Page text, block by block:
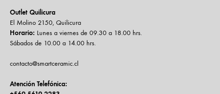
Outlet Quilicura
El Molino 2150, Quilicura
Horario: Lunes a viernes de 09.30 a 18.00 hrs.
Sábados de 10.00 a 14.00 hrs.
contacto@smartceramic.cl
Atención Telefónica: